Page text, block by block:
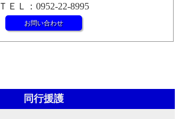
ＴＥＬ：0952-22-8995
お問い合わせ
同行援護